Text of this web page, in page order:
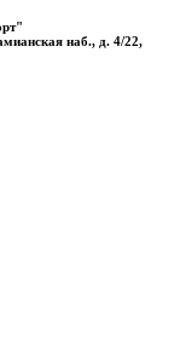
наб., д. 4/22,